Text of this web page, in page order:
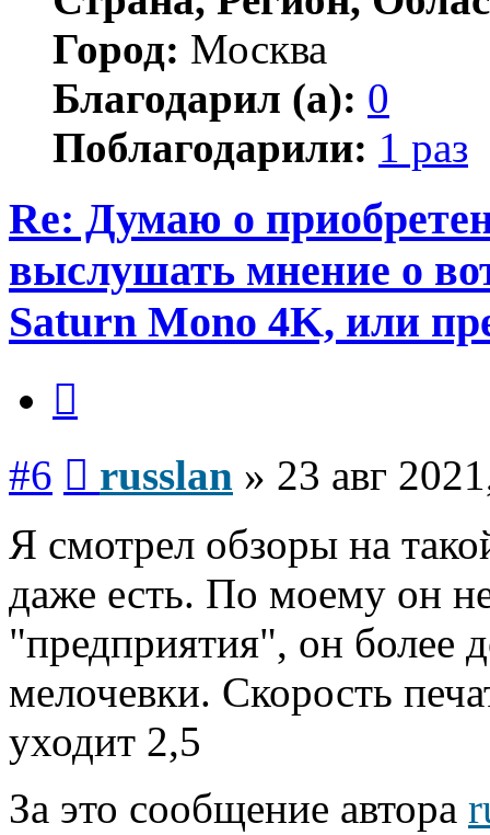
Город: Москва
Благодарил (а): 0
Поблагодарили: 1 раз
Re: Думаю о
выслушать мнение о
Saturn Mono 4K, или
#6 russlan » 23 авг
Я смотрел обзоры на
даже есть. По моему он
"предприятия", он более
мелочевки. Скорость
уходит 2,5
За это сообщение автора